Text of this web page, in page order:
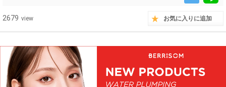
2679 view お気に入りに追加